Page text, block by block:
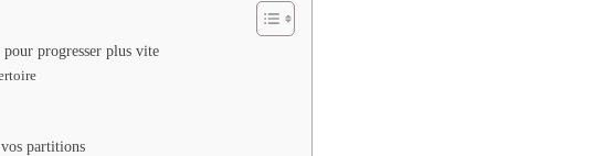
progresser plus vite
partitions